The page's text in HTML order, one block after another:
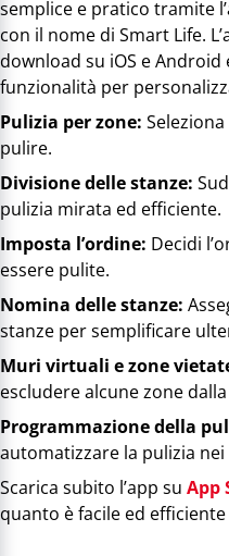
semplice e pratico tramite
con il nome di Smart Life.
download su iOS e
funzionalità per
Pulizia per zone:
pulire.
Divisione delle stanze:
pulizia mirata ed efficiente.
Imposta l’ordine: Decidi
essere pulite.
Nomina delle stanze:
stanze per semplificare
Muri virtuali e zone
escludere alcune zone
Programmazione della
automatizzare la pulizia
Scarica subito l’app su App
quanto è facile ed